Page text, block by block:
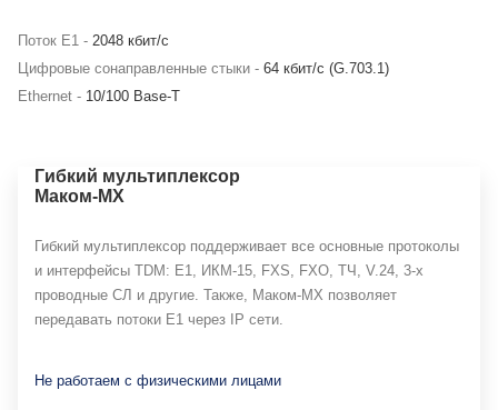
Поток Е1 - 2048 кбит/с
Цифровые сонаправленные стыки - 64 кбит/с (G.703.1)
Ethernet - 10/100 Base-T
Гибкий мультиплексор
Маком-МX
Гибкий мультиплексор поддерживает все основные протоколы
и интерфейсы TDM: E1, ИКМ-15, FXS, FXO, ТЧ, V.24, 3-х
проводные СЛ и другие. Также, Маком-МХ позволяет
передавать потоки Е1 через IP сети.
Не работаем с физическими лицами